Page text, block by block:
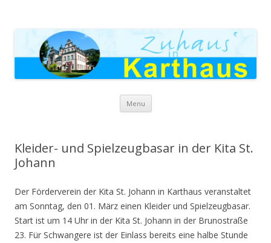
Menu Skip to content
Kleider- und Spielzeugbasar in der Kita St.
Johann
Der Förderverein der Kita St. Johann in Karthaus veranstaltet
am Sonntag, den 01. März einen Kleider und Spielzeugbasar.
Start ist um 14 Uhr in der Kita St. Johann in der Brunostraße
23. Für Schwangere ist der Einlass bereits eine halbe Stunde